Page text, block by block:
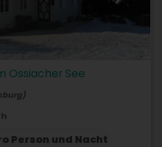
Ossiacher See
Person und Nacht